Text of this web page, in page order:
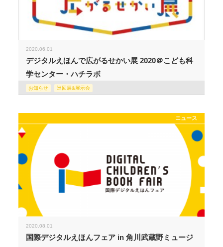
2020.06.01
デジタルえほんで広がるせかい展 2020＠こども科
学センター・ハチラボ
お知らせ 巡回展&展示会
ニュース
2020.08.01
国際デジタルえほんフェア in 角川武蔵野ミュージ